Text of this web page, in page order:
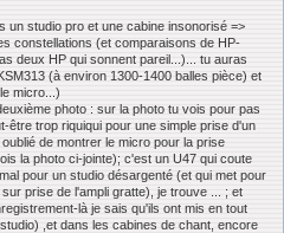
un studio pro et une cabine insonorisé =>
constellations (et comparaisons de HP-
deux HP qui sonnent pareil...)... tu auras
(à environ 1300-1400 balles pièce) et
micro...)
photo : sur la photo tu vois pour pas
être trop riquiqui pour une simple prise d'un
de montrer le micro pour la prise
la photo ci-jointe); c'est un U47 qui coute
pour un studio désargenté (et qui met pour
prise de l'ampli gratte), je trouve ... ; et
là je sais qu'ils ont mis en tout
,et dans les cabines de chant, encore